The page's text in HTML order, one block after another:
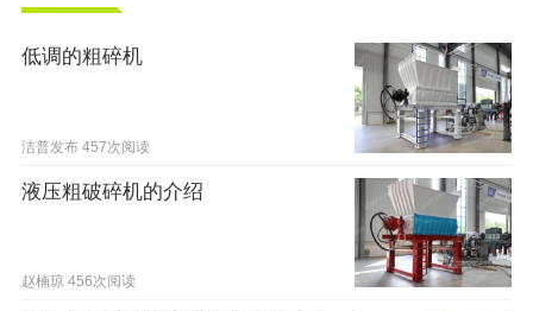
低调的粗碎机
洁普发布 457次阅读
液压粗破碎机的介绍
赵楠琼 456次阅读